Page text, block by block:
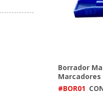
Borrador
Marcadores
#BOR01